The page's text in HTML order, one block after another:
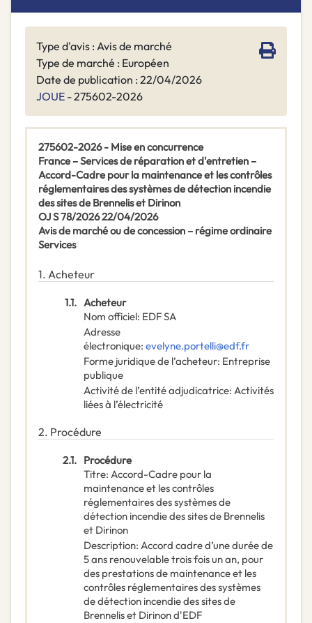
Type d'avis : Avis de marché
Type de marché : Européen
Date de publication : 22/04/2026
JOUE - 275602-2026
275602-2026 - Mise en concurrence
France – Services de réparation et d'entretien –
Accord-Cadre pour la maintenance et les contrôles
réglementaires des systèmes de détection incendie
des sites de Brennelis et Dirinon
OJ S 78/2026 22/04/2026
Avis de marché ou de concession – régime ordinaire
Services
1. Acheteur
1.1. Acheteur
Nom officiel: EDF SA
Adresse
électronique: evelyne.portelli@edf.fr
Forme juridique de l’acheteur: Entreprise
publique
Activité de l’entité adjudicatrice: Activités
liées à l’électricité
2. Procédure
2.1. Procédure
Titre: Accord-Cadre pour la
maintenance et les contrôles
réglementaires des systèmes de
détection incendie des sites de Brennelis
et Dirinon
Description: Accord cadre d’une durée de
5 ans renouvelable trois fois un an, pour
des prestations de maintenance et les
contrôles réglementaires des systèmes
de détection incendie des sites de
Brennelis et Dirinon d'EDF